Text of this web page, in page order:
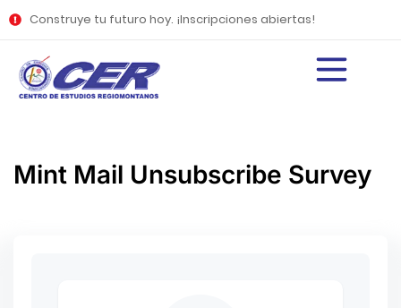
Construye tu futuro hoy. ¡Inscripciones abiertas!
Mint Mail Unsubscribe Survey